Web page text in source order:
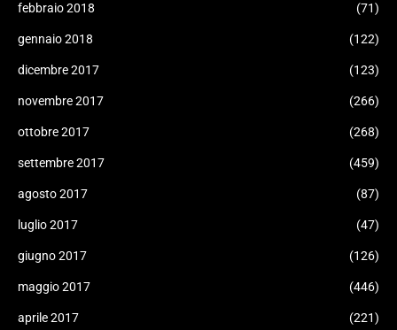
febbraio 2018 (71)
gennaio 2018 (122)
dicembre 2017 (123)
novembre 2017 (266)
ottobre 2017 (268)
settembre 2017 (459)
agosto 2017 (87)
luglio 2017 (47)
giugno 2017 (126)
maggio 2017 (446)
aprile 2017 (221)